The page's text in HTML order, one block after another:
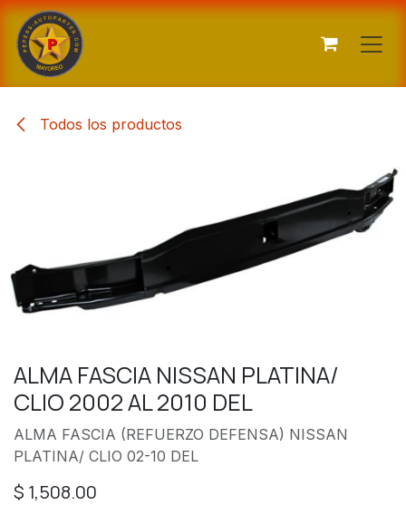
Ir al contenido
Todos los productos
ALMA FASCIA NISSAN PLATINA/
CLIO 2002 AL 2010 DEL
ALMA FASCIA (REFUERZO DEFENSA) NISSAN
PLATINA/ CLIO 02-10 DEL
$ 1,508.00